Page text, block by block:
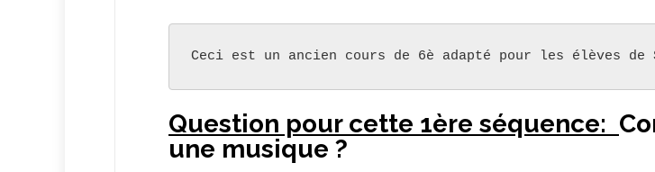
Ceci est un ancien cours de 6è adapté pour les élèves de
Question pour cette 1ère séquence:
une musique ?